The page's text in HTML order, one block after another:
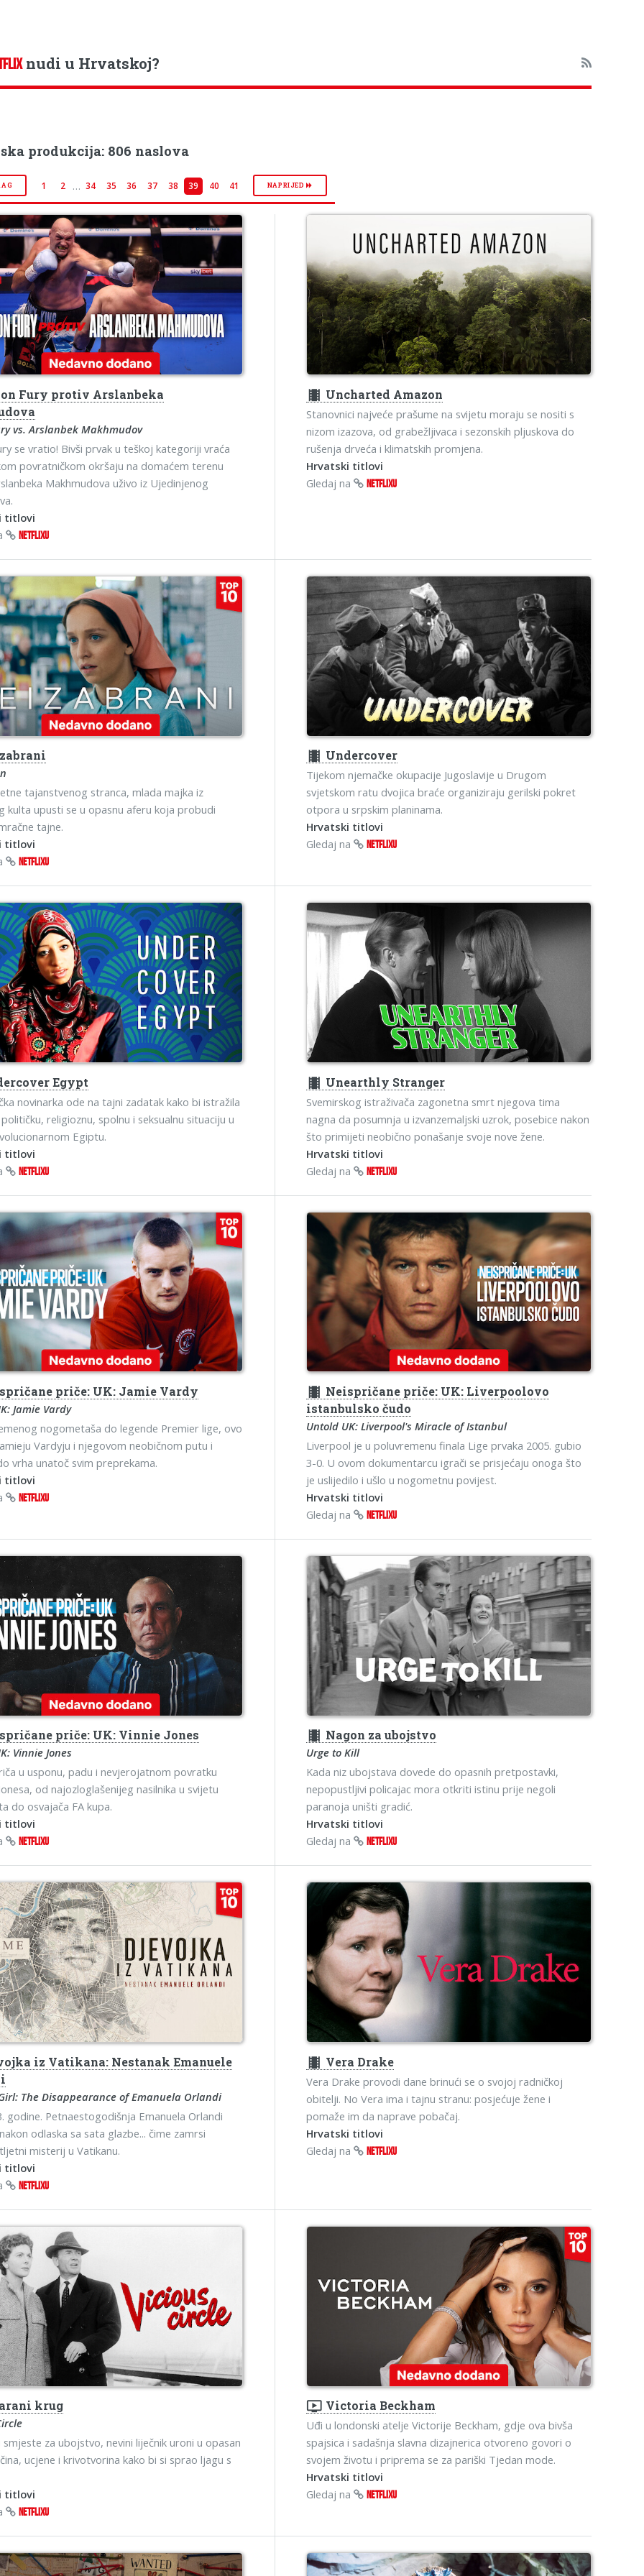
nudi u Hrvatskoj?
produkcija: 806 naslova
1 2 … 34 35 36 37 38 39 40 41 NAPRIJED
Fury protiv Arslanbeka
vs. Arslanbek Makhmudov
se vratio! Bivši prvak u teškoj kategoriji vraća
povratničkom okršaju na domaćem terenu
Makhmudova uživo iz Ujedinjenog
titlovi
NETFLIXU
theaters Uncharted Amazon
Stanovnici najveće prašume na svijetu moraju se nositi s
nizom izazova, od grabežljivaca i sezonskih pljuskova do
rušenja drveća i klimatskih promjena.
Hrvatski titlovi
Gledaj na
NETFLIXU
tajanstvenog stranca, mlada majka iz
kulta upusti se u opasnu aferu koja probudi
tajne.
titlovi
NETFLIXU
theaters Undercover
Tijekom njemačke okupacije Jugoslavije u Drugom
svjetskom ratu dvojica braće organiziraju gerilski pokret
otpora u srpskim planinama.
Hrvatski titlovi
Gledaj na
NETFLIXU
Egypt
novinarka ode na tajni zadatak kako bi istražila
religioznu, spolnu i seksualnu situaciju u
Egiptu.
titlovi
NETFLIXU
theaters Unearthly Stranger
Svemirskog istraživača zagonetna smrt njegova tima
nagna da posumnja u izvanzemaljski uzrok, posebice nakon
što primijeti neobično ponašanje svoje nove žene.
Hrvatski titlovi
Gledaj na
NETFLIXU
priče: UK: Jamie Vardy
Jamie Vardy
nogometaša do legende Premier lige, ovo
Vardyju i njegovom neobičnom putu i
vrha unatoč svim preprekama.
titlovi
NETFLIXU
theaters Neispričane priče: UK: Liverpoolovo
istanbulsko čudo
Untold UK: Liverpool's Miracle of Istanbul
Liverpool je u poluvremenu finala Lige prvaka 2005. gubio
3-0. U ovom dokumentarcu igrači se prisjećaju onoga što
je uslijedilo i ušlo u nogometnu povijest.
Hrvatski titlovi
Gledaj na
NETFLIXU
priče: UK: Vinnie Jones
Vinnie Jones
u usponu, padu i nevjerojatnom povratku
od najozloglašenijeg nasilnika u svijetu
do osvajača FA kupa.
titlovi
NETFLIXU
theaters Nagon za ubojstvo
Urge to Kill
Kada niz ubojstava dovede do opasnih pretpostavki,
nepopustljivi policajac mora otkriti istinu prije negoli
paranoja uništi gradić.
Hrvatski titlovi
Gledaj na
NETFLIXU
iz Vatikana: Nestanak Emanuele
The Disappearance of Emanuela Orlandi
godine. Petnaestogodišnja Emanuela Orlandi
odlaska sa sata glazbe... čime zamrsi
misterij u Vatikanu.
titlovi
NETFLIXU
theaters Vera Drake
Vera Drake provodi dane brinući se o svojoj radničkoj
obitelji. No Vera ima i tajnu stranu: posjećuje žene i
pomaže im da naprave pobačaj.
Hrvatski titlovi
Gledaj na
NETFLIXU
krug
smjeste za ubojstvo, nevini liječnik uroni u opasan
ucjene i krivotvorina kako bi si sprao ljagu s
titlovi
NETFLIXU
ondemand_video Victoria Beckham
Uđi u londonski atelje Victorije Beckham, gdje ova bivša
spajsica i sadašnja slavna dizajnerica otvoreno govori o
svojem životu i priprema se za pariški Tjedan mode.
Hrvatski titlovi
Gledaj na
NETFLIXU